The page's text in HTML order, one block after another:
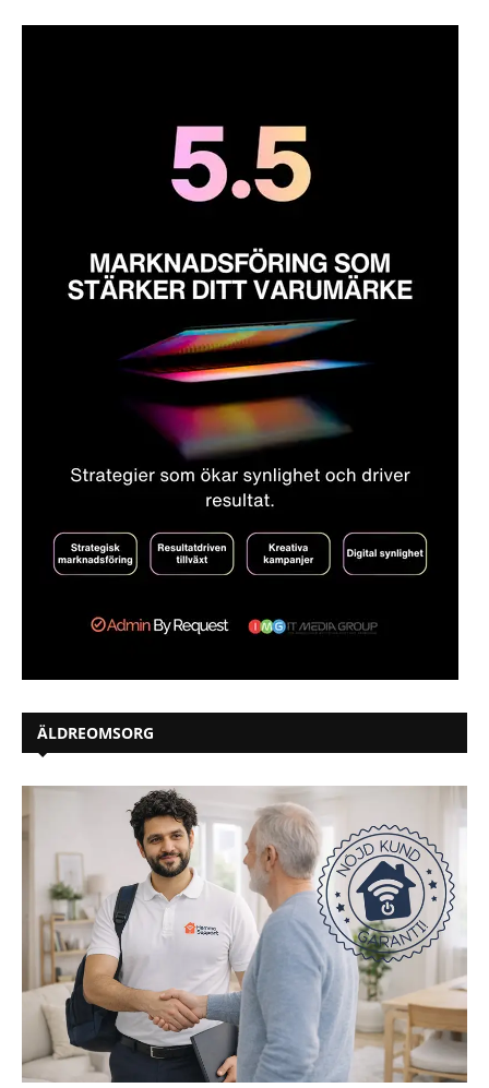
ÄLDREOMSORG